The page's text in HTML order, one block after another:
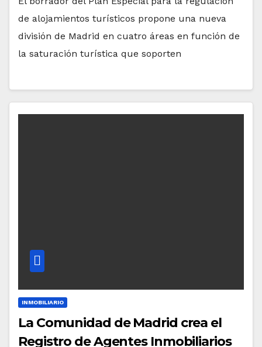
de alojamientos turísticos propone una nueva
división de Madrid en cuatro áreas en función de
la saturación turística que soporten
INMOBILIARIO
La Comunidad de Madrid crea el
Registro de Agentes Inmobiliarios